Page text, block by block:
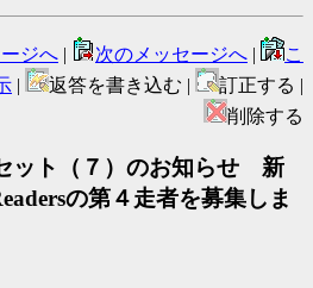
ジへ | 次のメッセージへ |
こ
| 返答を書き込む |
訂正する |
削除する
ット（７）のお知らせ 新
の第４走者を募集しま